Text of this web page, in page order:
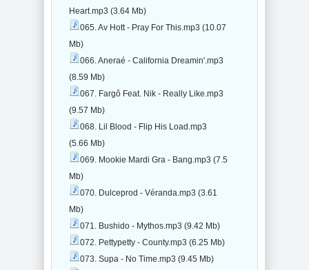
Heart.mp3 (3.64 Mb)
065. Av Hott - Pray For This.mp3 (10.07
Mb)
066. Aneraé - California Dreamin'.mp3
(8.59 Mb)
067. Fargô Feat. Nik - Really Like.mp3
(9.57 Mb)
068. Lil Blood - Flip His Load.mp3
(5.66 Mb)
069. Mookie Mardi Gra - Bang.mp3 (7.5
Mb)
070. Dulceprod - Véranda.mp3 (3.61
Mb)
071. Bushido - Mythos.mp3 (9.42 Mb)
072. Pettypetty - County.mp3 (6.25 Mb)
073. Supa - No Time.mp3 (9.45 Mb)